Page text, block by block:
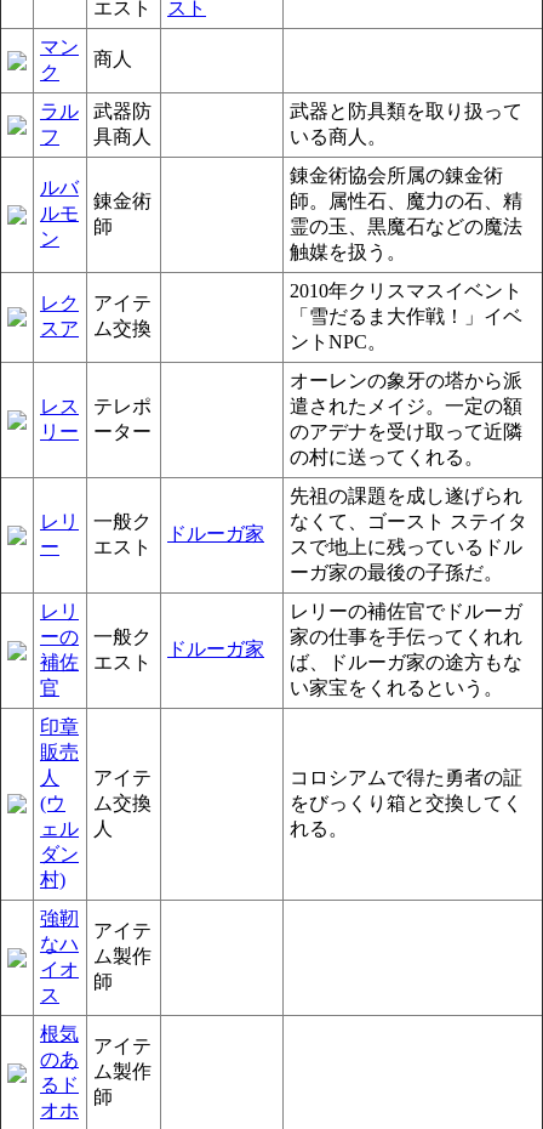
エスト
スト
マン
ク
商人
ラル
フ
武器防
具商人
武器と防具類を取り扱って
いる商人。
ルバ
ルモ
ン
錬金術
師
錬金術協会所属の錬金術
師。属性石、魔力の石、精
霊の玉、黒魔石などの魔法
触媒を扱う。
レク
スア
アイテ
ム交換
2010年クリスマスイベント
「雪だるま大作戦！」イベ
ントNPC。
レス
リー
テレポ
ーター
オーレンの象牙の塔から派
遣されたメイジ。一定の額
のアデナを受け取って近隣
の村に送ってくれる。
レリ
ー
一般ク
エスト
ドルーガ家
先祖の課題を成し遂げられ
なくて、ゴースト ステイタ
スで地上に残っているドル
ーガ家の最後の子孫だ。
レリ
ーの
補佐
官
一般ク
エスト
ドルーガ家
レリーの補佐官でドルーガ
家の仕事を手伝ってくれれ
ば、ドルーガ家の途方もな
い家宝をくれるという。
印章
販売
人
(ウ
ェル
ダン
村)
アイテ
ム交換
人
コロシアムで得た勇者の証
をびっくり箱と交換してく
れる。
強靭
なハ
イオ
ス
アイテ
ム製作
師
根気
のあ
るド
オホ
アイテ
ム製作
師